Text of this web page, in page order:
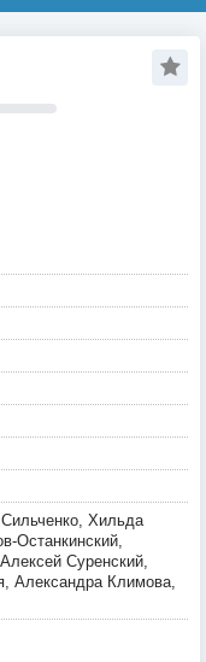
Хильда
Останкинский,
Суренский,
Александра Климова,